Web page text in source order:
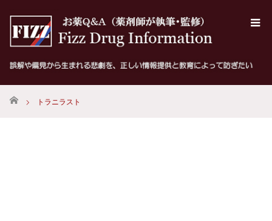
ホーム トラニラスト